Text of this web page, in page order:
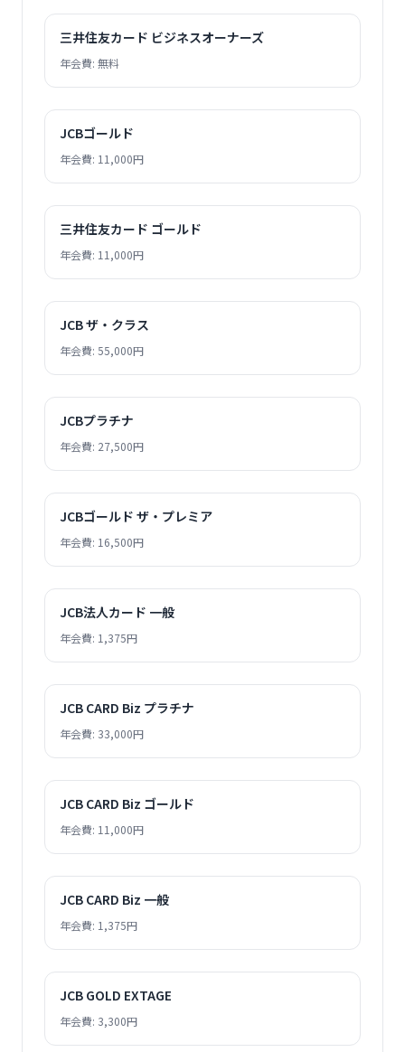
三井住友カード ビジネスオーナーズ
年会費: 無料
JCBゴールド
年会費: 11,000円
三井住友カード ゴールド
年会費: 11,000円
JCB ザ・クラス
年会費: 55,000円
JCBプラチナ
年会費: 27,500円
JCBゴールド ザ・プレミア
年会費: 16,500円
JCB法人カード 一般
年会費: 1,375円
JCB CARD Biz プラチナ
年会費: 33,000円
JCB CARD Biz ゴールド
年会費: 11,000円
JCB CARD Biz 一般
年会費: 1,375円
JCB GOLD EXTAGE
年会費: 3,300円